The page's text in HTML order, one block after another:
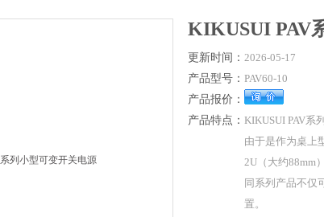
KIKUSUI PAV
更新时间： 2026-05-17
产品型号： PAV60-10
产品报价：
产品特点： KIKUSUI PAV系
由于是作为桌上
2U（大约88mm
同系列产品不仅
置。